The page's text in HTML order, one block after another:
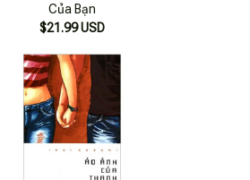
Của Bạn
$21.99 USD